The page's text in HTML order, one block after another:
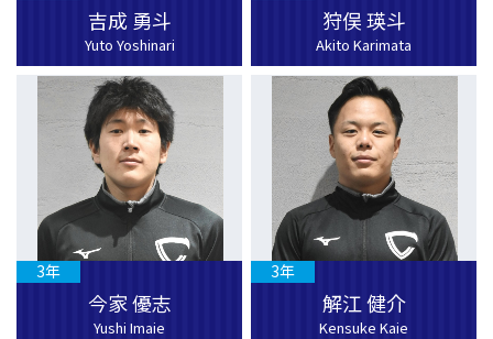
吉成 勇斗
Yuto Yoshinari
狩俣 瑛斗
Akito Karimata
今家 優志
Yushi Imaie
3年
解江 健介
Kensuke Kaie
3年